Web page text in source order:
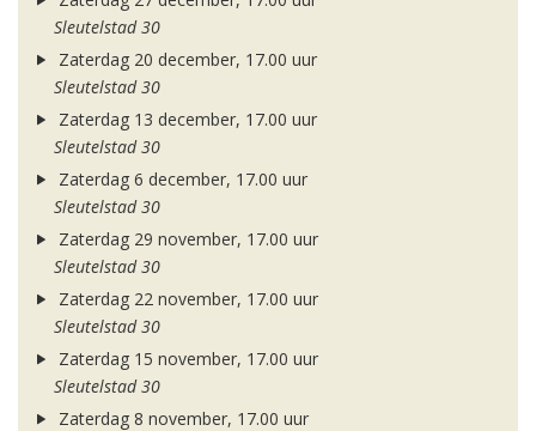
Sleutelstad 30
Zaterdag 20 december, 17.00 uur
Sleutelstad 30
Zaterdag 13 december, 17.00 uur
Sleutelstad 30
Zaterdag 6 december, 17.00 uur
Sleutelstad 30
Zaterdag 29 november, 17.00 uur
Sleutelstad 30
Zaterdag 22 november, 17.00 uur
Sleutelstad 30
Zaterdag 15 november, 17.00 uur
Sleutelstad 30
Zaterdag 8 november, 17.00 uur